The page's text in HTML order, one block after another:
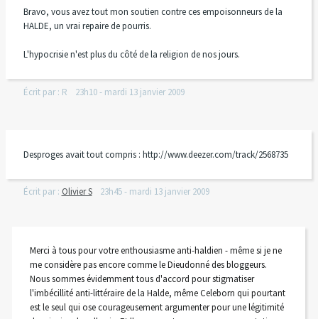
Bravo, vous avez tout mon soutien contre ces empoisonneurs de la
HALDE, un vrai repaire de pourris.
L'hypocrisie n'est plus du côté de la religion de nos jours.
Écrit par : R 23h10- mardi 13 janvier 2009
Desproges avait tout compris : http://www.deezer.com/track/2568735
Écrit par : Olivier S 23h45- mardi 13 janvier 2009
Merci à tous pour votre enthousiasme anti-haldien - même si je ne
me considère pas encore comme le Dieudonné des bloggeurs.
Nous sommes évidemment tous d'accord pour stigmatiser
l'imbécillité anti-littéraire de la Halde, même Celeborn qui pourtant
est le seul qui ose courageusement argumenter pour une légitimité